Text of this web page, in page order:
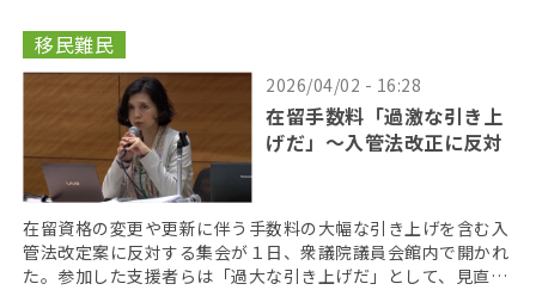
移民難民
2026/04/02 - 16:28
在留手数料「過激な引き上
げだ」〜入管法改正に反対
在留資格の変更や更新に伴う手数料の大幅な引き上げを含む入
管法改定案に反対する集会が１日、衆議院議員会館内で開かれ
た。参加した支援者らは「過大な引き上げだ」として、見直し